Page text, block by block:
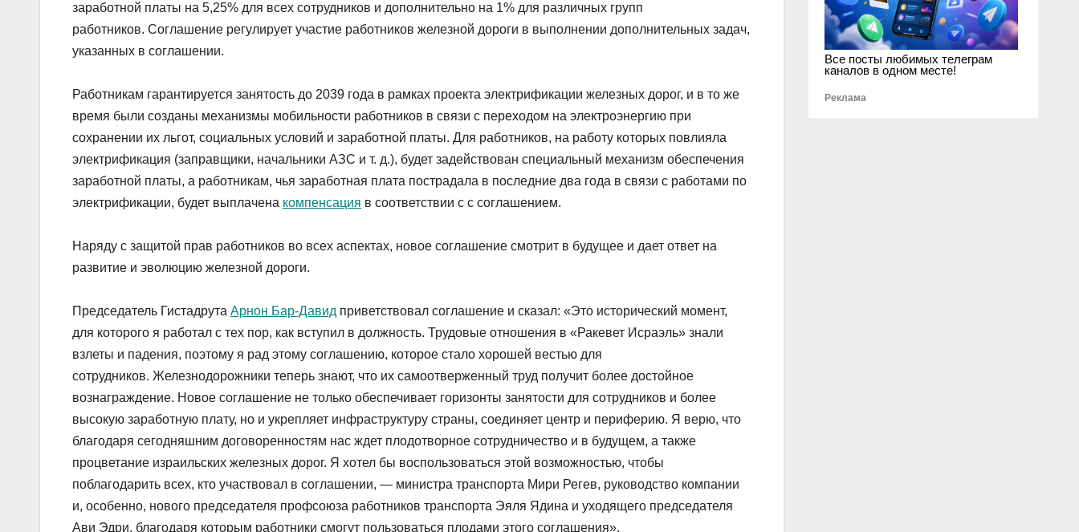
заработной платы на 5,25% для всех сотрудников и дополнительно на 1% для различных групп
работников. Соглашение регулирует участие работников железной дороги в выполнении дополнительных задач,
указанных в соглашении.
Работникам гарантируется занятость до 2039 года в рамках проекта электрификации железных дорог, и в то же
время были созданы механизмы мобильности работников в связи с переходом на электроэнергию при
сохранении их льгот, социальных условий и заработной платы. Для работников, на работу которых повлияла
электрификация (заправщики, начальники АЗС и т. д.), будет задействован специальный механизм обеспечения
заработной платы, а работникам, чья заработная плата пострадала в последние два года в связи с работами по
электрификации, будет выплачена компенсация в соответствии с с соглашением.
Наряду с защитой прав работников во всех аспектах, новое соглашение смотрит в будущее и дает ответ на
развитие и эволюцию железной дороги.
Председатель Гистадрута Арнон Бар-Давид приветствовал соглашение и сказал: «Это исторический момент,
для которого я работал с тех пор, как вступил в должность. Трудовые отношения в «Ракевет Исраэль» знали
взлеты и падения, поэтому я рад этому соглашению, которое стало хорошей вестью для
сотрудников. Железнодорожники теперь знают, что их самоотверженный труд получит более достойное
вознаграждение. Новое соглашение не только обеспечивает горизонты занятости для сотрудников и более
высокую заработную плату, но и укрепляет инфраструктуру страны, соединяет центр и периферию. Я верю, что
благодаря сегодняшним договоренностям нас ждет плодотворное сотрудничество и в будущем, а также
процветание израильских железных дорог. Я хотел бы воспользоваться этой возможностью, чтобы
поблагодарить всех, кто участвовал в соглашении, — министра транспорта Мири Регев, руководство компании
и, особенно, нового председателя профсоюза работников транспорта Эяля Ядина и уходящего председателя
Ави Эдри, благодаря которым работники смогут пользоваться плодами этого соглашения».
Все посты любимых телеграм
каналов в одном месте!
Реклама